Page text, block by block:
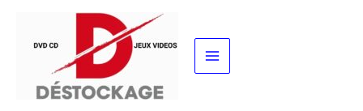
contenu